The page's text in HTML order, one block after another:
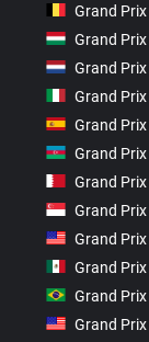
Grand
Grand
Grand
Grand
Grand
Grand
Grand
Grand
Grand
Grand
Grand
Grand